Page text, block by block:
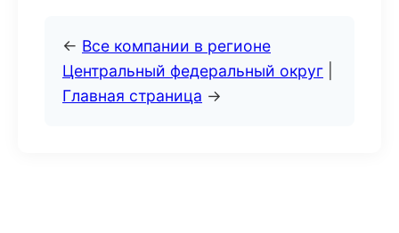
← Все компании в регионе
Центральный федеральный округ
Главная страница →